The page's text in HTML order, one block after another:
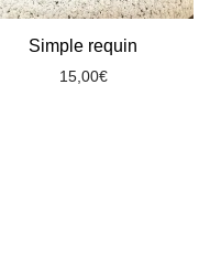
Simple requin
15,00€